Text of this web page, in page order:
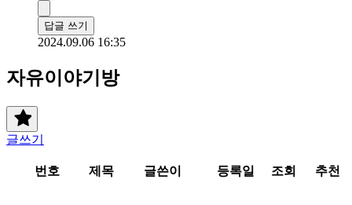
답글 쓰기
2024.09.06 16:35
자유이야기방
글쓰기
번호 제목 글쓴이 등록일 조회 추천